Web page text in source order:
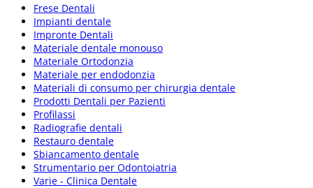
Frese Dentali
Impianti dentale
Impronte Dentali
Materiale dentale monouso
Materiale Ortodonzia
Materiale per endodonzia
Materiali di consumo per chirurgia dentale
Prodotti Dentali per Pazienti
Profilassi
Radiografie dentali
Restauro dentale
Sbiancamento dentale
Strumentario per Odontoiatria
Varie - Clinica Dentale